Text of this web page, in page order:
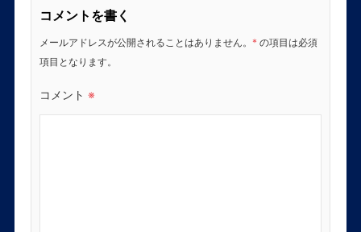
コメントを書く
メールアドレスが公開されることはありません。 * の項目は必須
項目となります。
コメント ※